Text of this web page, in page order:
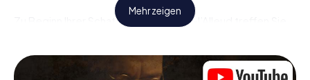
Zu Beginn Ihrer Schatzsuche in Braine-l’Alleud treffen Sie
ein geborener Spurensucher? Wer ein waschechter
Abenteurer? Und wer hat das Zeug zum Code-Knacker?
Mehr zeigen